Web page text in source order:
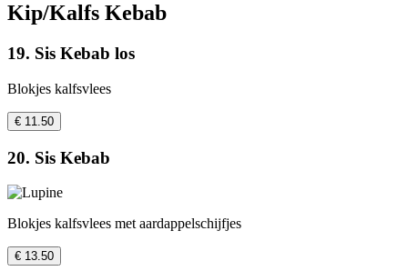
Kip/Kalfs Kebab
19. Sis Kebab los
Blokjes kalfsvlees
€ 11.50
20. Sis Kebab
Blokjes kalfsvlees met aardappelschijfjes
€ 13.50